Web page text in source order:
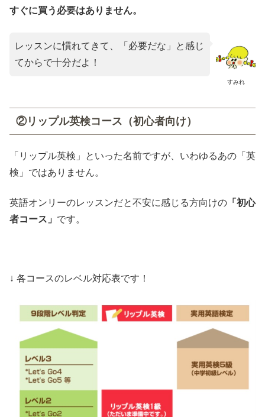
すぐに買う必要はありません。
すみれ
レッスンに慣れてきて、「必要だな」と感じ
てからで十分だよ！
②リップル英検コース（初心者向け）
「リップル英検」といった名前ですが、いわゆるあの「英
検」ではありません。
英語オンリーのレッスンだと不安に感じる方向けの 「初心
者コース」 です。
↓ 各コースのレベル対応表です！